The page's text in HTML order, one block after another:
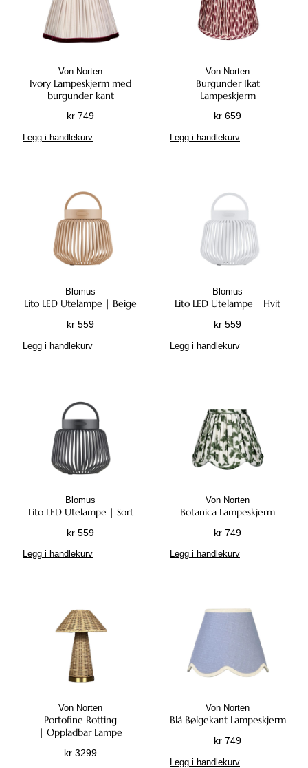
Von Norten
Ivory Lampeskjerm med
burgunder kant
kr 749
Legg i handlekurv
Von Norten
Burgunder Ikat
Lampeskjerm
kr 659
Legg i handlekurv
Blomus
Lito LED Utelampe | Beige
kr 559
Legg i handlekurv
Blomus
Lito LED Utelampe | Hvit
kr 559
Legg i handlekurv
Blomus
Lito LED Utelampe | Sort
kr 559
Legg i handlekurv
Von Norten
Botanica Lampeskjerm
kr 749
Legg i handlekurv
Von Norten
Portofine Rotting
| Oppladbar Lampe
kr 3299
Von Norten
Blå Bølgekant Lampeskjerm
kr 749
Legg i handlekurv